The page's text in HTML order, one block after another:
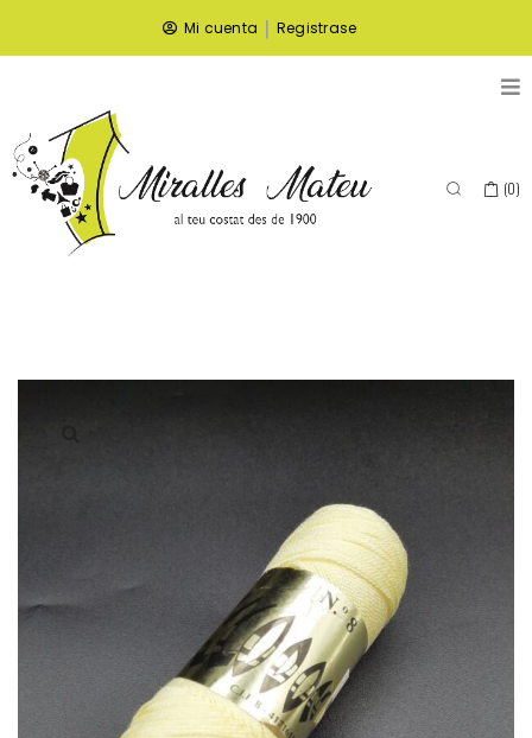
Mi cuenta | Registrase
(0)